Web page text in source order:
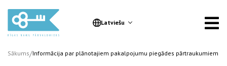
Latviešu
Sākums/Informācija par plānotajiem pakalpojumu piegādes pārtraukumiem